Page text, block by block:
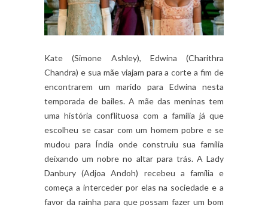
Kate (Simone Ashley), Edwina (Charithra
Chandra) e sua mãe viajam para a corte a fim de
encontrarem um marido para Edwina nesta
temporada de bailes. A mãe das meninas tem
uma história conflituosa com a família já que
escolheu se casar com um homem pobre e se
mudou para Índia onde construiu sua família
deixando um nobre no altar para trás. A Lady
Danbury (Adjoa Andoh) recebeu a família e
começa a interceder por elas na sociedade e a
favor da rainha para que possam fazer um bom